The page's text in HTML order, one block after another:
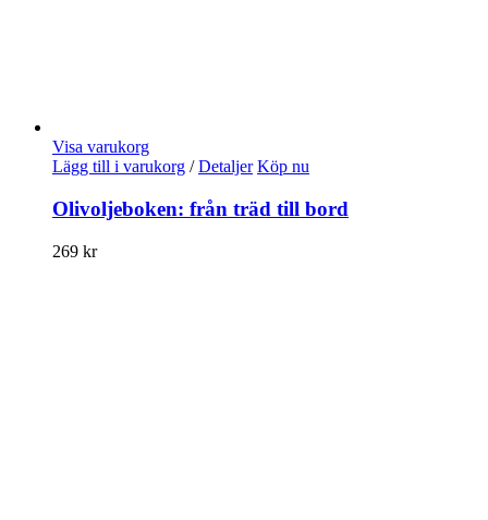
Visa varukorg
Lägg till i varukorg / Detaljer Köp nu
Olivoljeboken: från träd till bord
269 kr